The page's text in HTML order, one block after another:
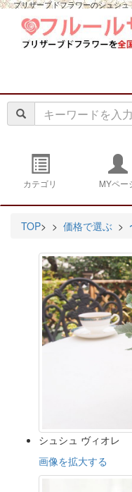
プリザーブドフラワーのシュシ
カテゴリ MYペー
TOP> > 価格で選ぶ >
シュシュ ヴィオレ
画像を拡大する